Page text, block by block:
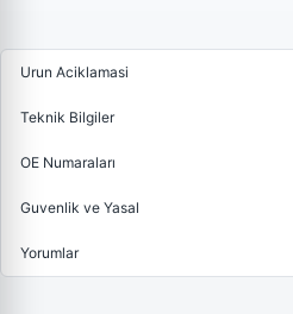
Urun Aciklamasi
Teknik Bilgiler
OE Numaraları
Guvenlik ve Yasal
Yorumlar